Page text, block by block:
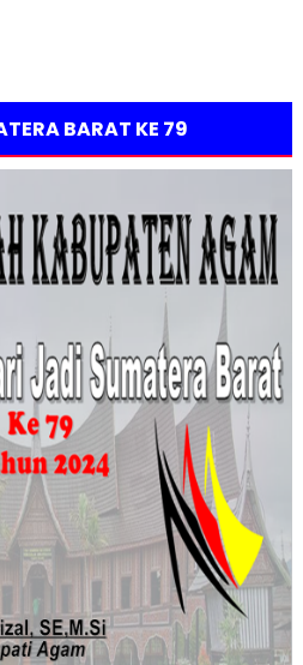
BARAT KE 79